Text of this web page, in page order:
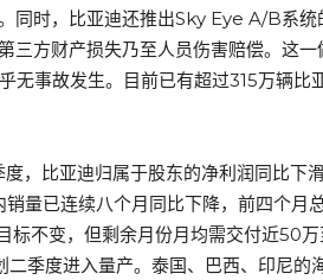
同时，比亚迪还推出Sky Eye A/B系
三方财产损失乃至人员伤害赔偿。这
事故发生。目前已有超过315万辆比
，比亚迪归属于股东的净利润同比下
量已连续八个月同比下降，前四个月
不变，但剩余月份月均需交付近50
季度进入量产。泰国、巴西、印尼的